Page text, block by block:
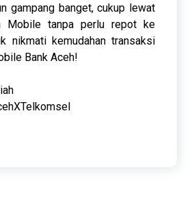
gampang banget, cukup lewat
Mobile tanpa perlu repot ke
nikmati kemudahan transaksi
Bank Aceh!